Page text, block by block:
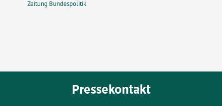
Zeitung Bundespolitik
Pressekontakt